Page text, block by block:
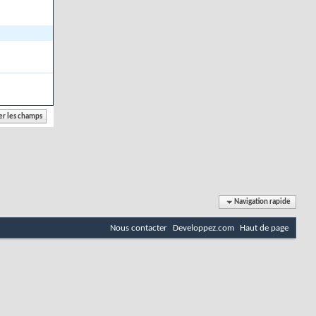
Navigation rapide
Nous contacter Developpez.com Haut de page